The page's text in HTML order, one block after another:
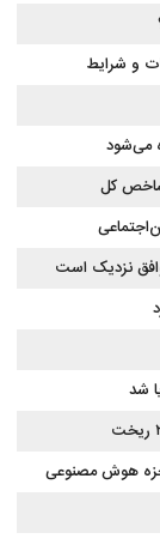
نزدیک است
شد
هوش مصنوعی